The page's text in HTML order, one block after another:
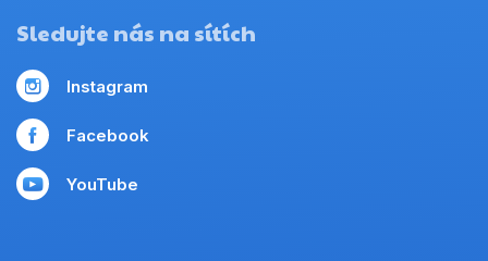
Sledujte nás na sítích
Instagram
Facebook
YouTube